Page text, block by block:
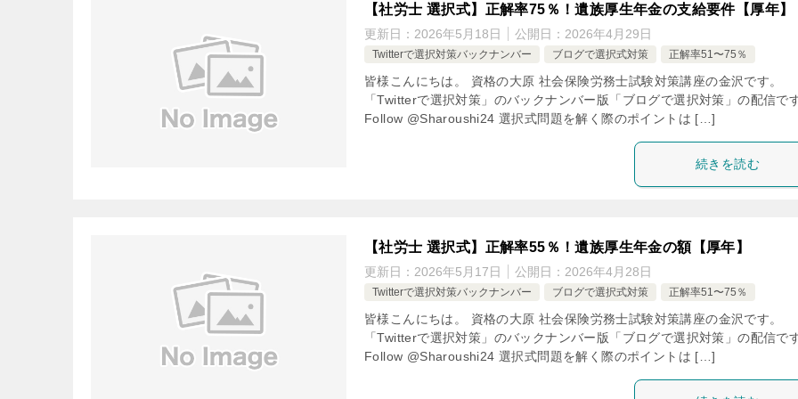
【社労士 選択式】正解率75％！遺族厚生年金の支給要件【厚年】
更新日： 2026年5月18日 公開日： 2026年4月29日
Twitterで選択対策バックナンバー ブログで選択式対策 正解率51〜75％
皆様こんにちは。 資格の大原 社会保険労務士試験対策講座の金沢です。
「Twitterで選択対策」のバックナンバー版「ブログで選択対策」の配信です
Follow @Sharoushi24 選択式問題を解く際のポイントは […]
続きを読む
【社労士 選択式】正解率55％！遺族厚生年金の額【厚年】
更新日： 2026年5月17日 公開日： 2026年4月28日
Twitterで選択対策バックナンバー ブログで選択式対策 正解率51〜75％
皆様こんにちは。 資格の大原 社会保険労務士試験対策講座の金沢です。
「Twitterで選択対策」のバックナンバー版「ブログで選択対策」の配信です
Follow @Sharoushi24 選択式問題を解く際のポイントは […]